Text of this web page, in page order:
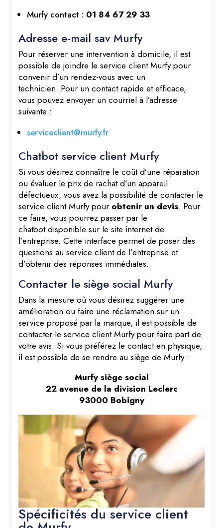
Murfy contact : 01 84 67 29 33
Adresse e-mail sav Murfy
Pour réserver une intervention à domicile, il est
possible de joindre le service client Murfy pour
convenir d’un rendez-vous avec un
technicien. Pour un contact rapide et efficace,
vous pouvez envoyer un courriel à l’adresse
suivante :
serviceclient@murfy.fr
Chatbot service client Murfy
Si vous désirez connaître le coût d’une réparation
ou évaluer le prix de rachat d’un appareil
défectueux, vous avez la possibilité de contacter le
service client Murfy pour obtenir un devis. Pour
ce faire, vous pourrez passer par le
chatbot disponible sur le site internet de
l’entreprise. Cette interface permet de poser des
questions au service client de l’entreprise et
d’obtenir des réponses immédiates.
Contacter le siège social Murfy
Dans la mesure où vous désirez suggérer une
amélioration ou faire une réclamation sur un
service proposé par la marque, il est possible de
contacter le service client Murfy pour faire part de
votre avis. Si vous préférez le contact en physique,
il est possible de se rendre au siège de Murfy :
Murfy siège social
22 avenue de la division Leclerc
93000 Bobigny
Spécificités du service client